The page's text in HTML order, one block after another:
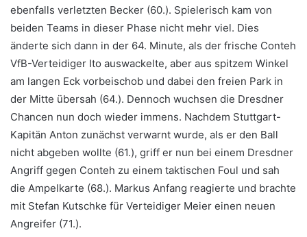
ebenfalls verletzten Becker (60.). Spielerisch kam von
beiden Teams in dieser Phase nicht mehr viel. Dies
änderte sich dann in der 64. Minute, als der frische Conteh
VfB-Verteidiger Ito auswackelte, aber aus spitzem Winkel
am langen Eck vorbeischob und dabei den freien Park in
der Mitte übersah (64.). Dennoch wuchsen die Dresdner
Chancen nun doch wieder immens. Nachdem Stuttgart-
Kapitän Anton zunächst verwarnt wurde, als er den Ball
nicht abgeben wollte (61.), griff er nun bei einem Dresdner
Angriff gegen Conteh zu einem taktischen Foul und sah
die Ampelkarte (68.). Markus Anfang reagierte und brachte
mit Stefan Kutschke für Verteidiger Meier einen neuen
Angreifer (71.).